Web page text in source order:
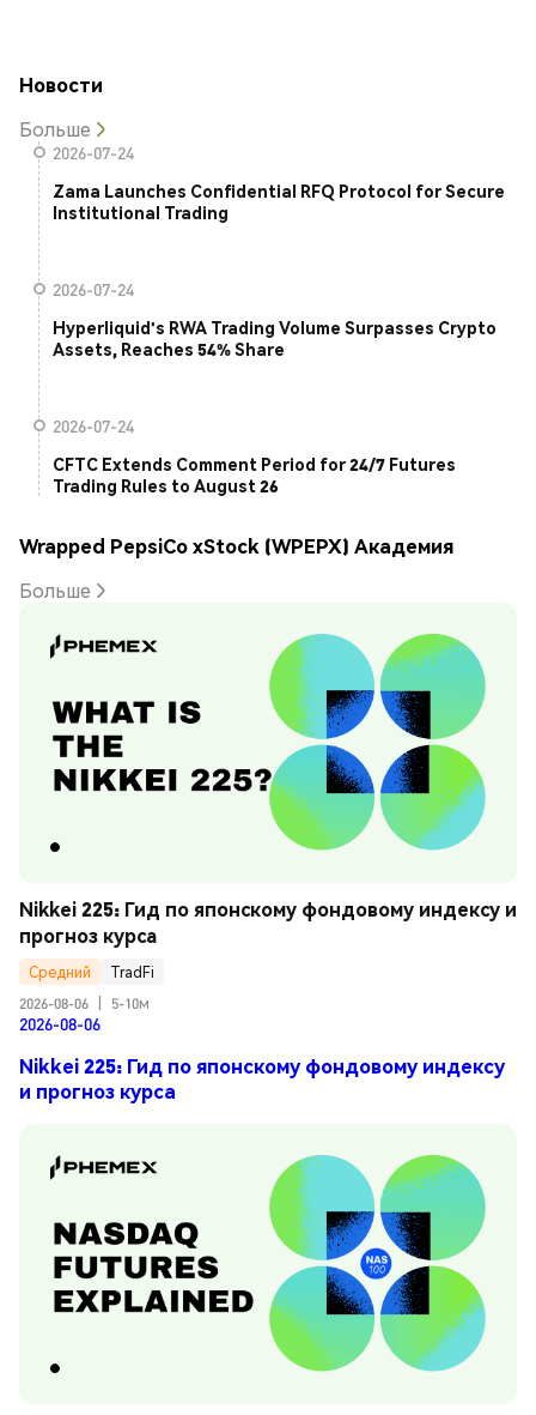
Новости
Больше
2026-07-24
Zama Launches Confidential RFQ Protocol for Secure
Institutional Trading
2026-07-24
Hyperliquid's RWA Trading Volume Surpasses Crypto
Assets, Reaches 54% Share
2026-07-24
CFTC Extends Comment Period for 24/7 Futures
Trading Rules to August 26
Wrapped PepsiCo xStock (WPEPX) Академия
Больше
Nikkei 225: Гид по японскому фондовому индексу и
прогноз курса
Средний
TradFi
2026-08-06
5-10м
2026-08-06
Nikkei 225: Гид по японскому фондовому индексу
и прогноз курса